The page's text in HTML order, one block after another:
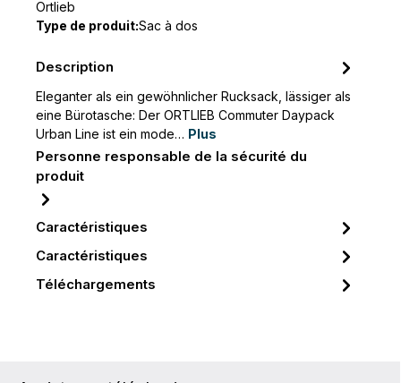
Ortlieb
Type de produit:Sac à dos
Description
Eleganter als ein gewöhnlicher Rucksack, lässiger als
eine Bürotasche: Der ORTLIEB Commuter Daypack
Urban Line ist ein mode… Plus
Personne responsable de la sécurité du
produit
Caractéristiques
Caractéristiques
Téléchargements